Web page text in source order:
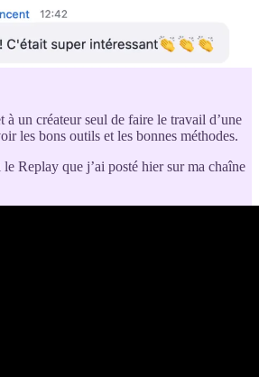
un créateur seul de faire le travail d’une
les bons outils et les bonnes méthodes.
Replay que j’ai posté hier sur ma chaîne